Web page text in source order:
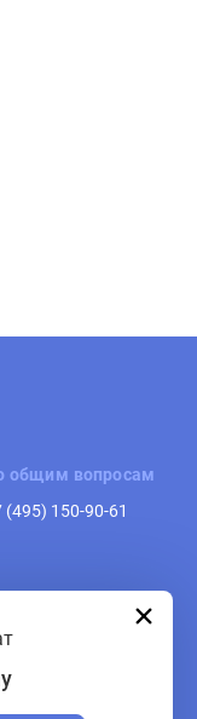
общим вопросам
(495) 150-90-61